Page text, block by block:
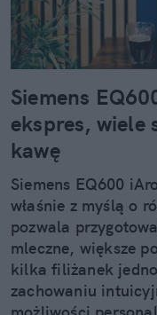
Siemens
ekspres, wiele
kawę
Siemens EQ600
właśnie z myślą o
pozwala
mleczne, większe
kilka filiżanek
zachowaniu